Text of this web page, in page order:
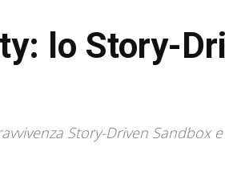
lo Story-
Story-Driven Sandbox